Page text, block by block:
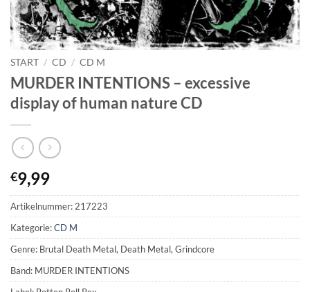
START / CD / CD M
MURDER INTENTIONS – excessive
display of human nature CD
€9,99
Artikelnummer: 217223
Kategorie:CD M
Genre: Brutal Death Metal, Death Metal, Grindcore
Band: MURDER INTENTIONS